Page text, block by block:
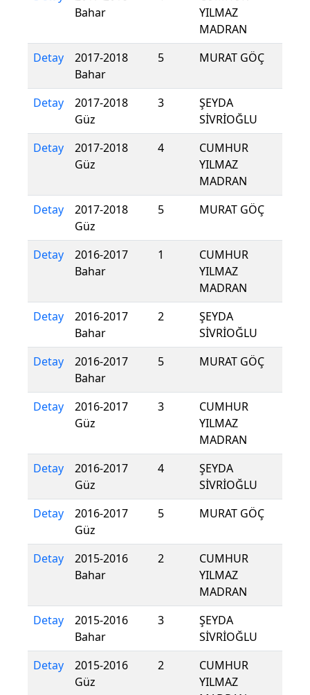
Bahar
YILMAZ
MADRAN
Detay
2017-2018
Bahar
5 MURAT GÖÇ
Detay
2017-2018
Güz
3
ŞEYDA
SİVRİOĞLU
Detay
2017-2018
Güz
4
CUMHUR
YILMAZ
MADRAN
Detay
2017-2018
Güz
5 MURAT GÖÇ
Detay
2016-2017
Bahar
1
CUMHUR
YILMAZ
MADRAN
Detay
2016-2017
Bahar
2
ŞEYDA
SİVRİOĞLU
Detay
2016-2017
Bahar
5 MURAT GÖÇ
Detay
2016-2017
Güz
3
CUMHUR
YILMAZ
MADRAN
Detay
2016-2017
Güz
4
ŞEYDA
SİVRİOĞLU
Detay
2016-2017
Güz
5 MURAT GÖÇ
Detay
2015-2016
Bahar
2
CUMHUR
YILMAZ
MADRAN
Detay
2015-2016
Bahar
3
ŞEYDA
SİVRİOĞLU
Detay
2015-2016
Güz
2
CUMHUR
YILMAZ